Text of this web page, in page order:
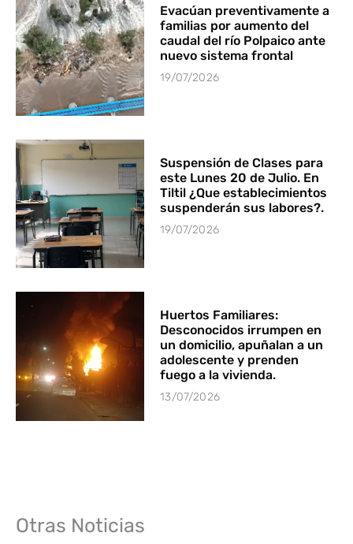
Evacúan preventivamente a
familias por aumento del
caudal del río Polpaico ante
nuevo sistema frontal
19/07/2026
Suspensión de Clases para
este Lunes 20 de Julio. En
Tiltil ¿Que establecimientos
suspenderán sus labores?.
19/07/2026
Huertos Familiares:
Desconocidos irrumpen en
un domicilio, apuñalan a un
adolescente y prenden
fuego a la vivienda.
13/07/2026
Otras Noticias